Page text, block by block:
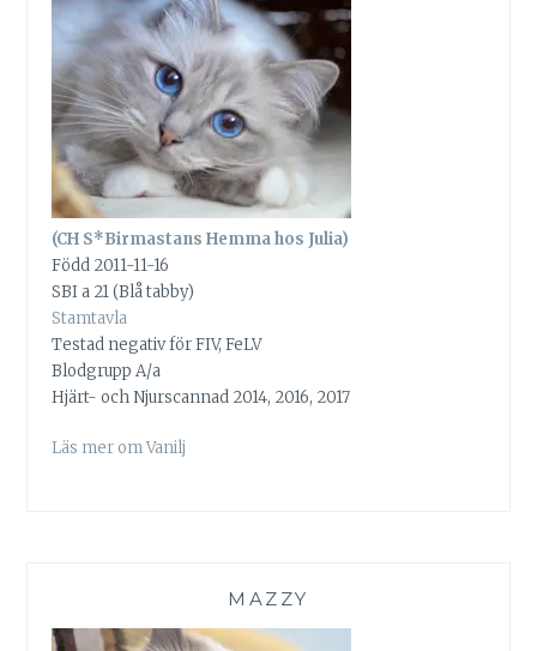
(CH S*Birmastans Hemma hos Julia)
Född 2011-11-16
SBI a 21 (Blå tabby)
Stamtavla
Testad negativ för FIV, FeLV
Blodgrupp A/a
Hjärt- och Njurscannad 2014, 2016, 2017
Läs mer om Vanilj
MAZZY